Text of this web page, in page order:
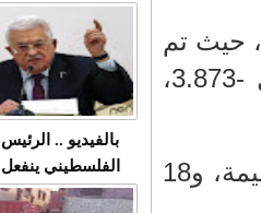
المحلي، حيث تم
تحديد مركزها على خط العرض 34.981 وخط الطول -3.873،
وتبعد بؤرة الهزة بحدود 31 كيلومترًا جنوب شرق الحسيمة، و18
ومآسي العمارات
العشوائية مفتوحة
بالفيديو .. الرئيس
الفلسطيني ينفعل
ويهاجم حماس